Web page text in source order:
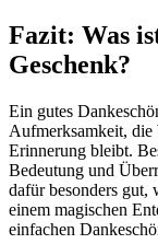
Fazit: Was
Geschenk?
Ein gutes
Aufmerksamkeit, die
Erinnerung bleibt.
Bedeutung und
dafür besonders gut,
einem magischen
einfachen